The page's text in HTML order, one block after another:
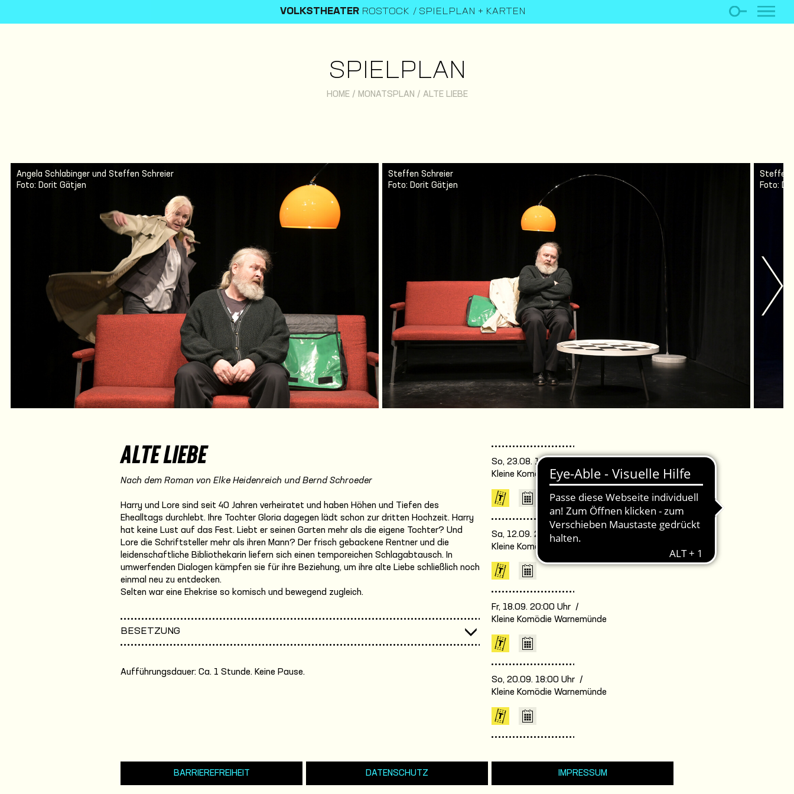
VOLKSTHEATER ROSTOCK SPIELPLAN + KARTEN
SPIELPLAN
HOME/ MONATSPLAN / ALTE LIEBE
Angela Schlabinger und Steffen Schreier
Foto: Dorit Gätjen
Steffen Schreier
Foto: Dorit Gätjen
Steffen
Foto:
ALTE LIEBE
Nach dem Roman von Elke Heidenreich und Bernd Schroeder
Harry und Lore sind seit 40 Jahren verheiratet und haben Höhen und Tiefen des
Ehealltags durchlebt. Ihre Tochter Gloria dagegen lädt schon zur dritten Hochzeit. Harry
hat keine Lust auf das Fest. Liebt er seinen Garten mehr als die eigene Tochter? Und
Lore die Schriftsteller mehr als ihren Mann? Der frisch gebackene Rentner und die
leidenschaftliche Bibliothekarin liefern sich einen temporeichen Schlagabtausch. In
umwerfenden Dialogen kämpfen sie für ihre Beziehung, um ihre alte Liebe schließlich noch
einmal neu zu entdecken.
Selten war eine Ehekrise so komisch und bewegend zugleich.
BESETZUNG
Aufführungsdauer: Ca. 1 Stunde. Keine Pause.
So, 23.08. 18:00 Uhr /
Kleine Komödie Warnemünde
Sa, 12.09. 20:00 Uhr /
Kleine Komödie Warnemünde
Fr, 18.09. 20:00 Uhr /
Kleine Komödie Warnemünde
So, 20.09. 18:00 Uhr /
Kleine Komödie Warnemünde
BARRIEREFREIHEIT DATENSCHUTZ IMPRESSUM